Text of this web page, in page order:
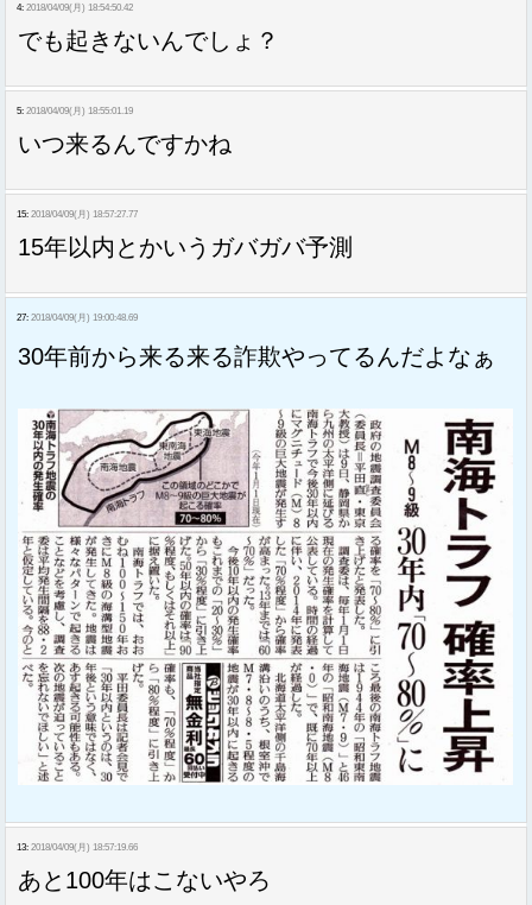
4: 2018/04/09(月) 18:54:50.42
でも起きないんでしょ？
5: 2018/04/09(月) 18:55:01.19
いつ来るんですかね
15: 2018/04/09(月) 18:57:27.77
15年以内とかいうガバガバ予測
27: 2018/04/09(月) 19:00:48.69
30年前から来る来る詐欺やってるんだよなぁ
13: 2018/04/09(月) 18:57:19.66
あと100年はこないやろ